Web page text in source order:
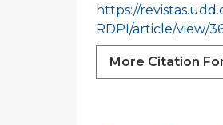
https://
RDPI/article/view/
More Citation